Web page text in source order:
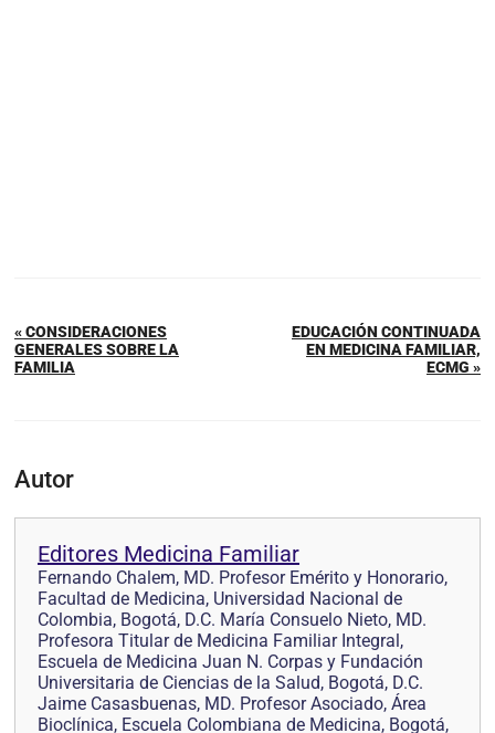
« CONSIDERACIONES
GENERALES SOBRE LA
FAMILIA
EDUCACIÓN CONTINUADA
EN MEDICINA FAMILIAR,
ECMG »
Autor
Editores Medicina Familiar
Fernando Chalem, MD. Profesor Emérito y Honorario,
Facultad de Medicina, Universidad Nacional de
Colombia, Bogotá, D.C. María Consuelo Nieto, MD.
Profesora Titular de Medicina Familiar Integral,
Escuela de Medicina Juan N. Corpas y Fundación
Universitaria de Ciencias de la Salud, Bogotá, D.C.
Jaime Casasbuenas, MD. Profesor Asociado, Área
Bioclínica, Escuela Colombiana de Medicina, Bogotá,